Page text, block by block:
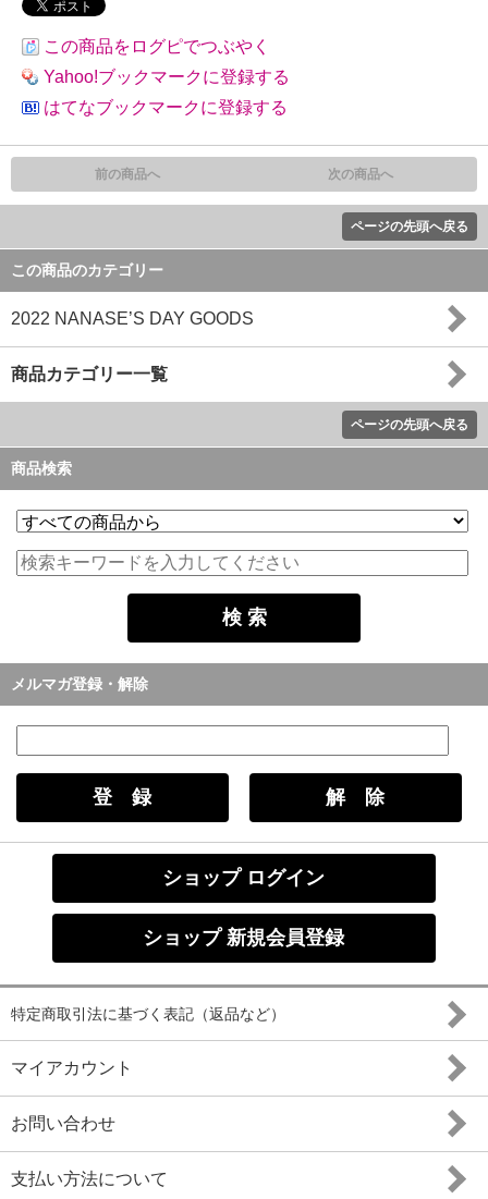
この商品をログピでつぶやく
Yahoo!ブックマークに登録する
はてなブックマークに登録する
前の商品へ 次の商品へ
ページの先頭へ戻る
この商品のカテゴリー
2022 NANASE’S DAY GOODS
商品カテゴリー一覧
ページの先頭へ戻る
商品検索
メルマガ登録・解除
ショップ ログイン
ショップ 新規会員登録
特定商取引法に基づく表記（返品など）
マイアカウント
お問い合わせ
支払い方法について